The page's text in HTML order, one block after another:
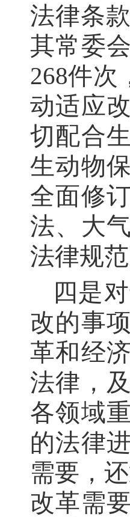
法律条
其常委
268件次
动适应
切配合
生动物
全面修
法、大
法律规
四是
改的事
革和经
法律，
各领域
的法律
需要，
改革需